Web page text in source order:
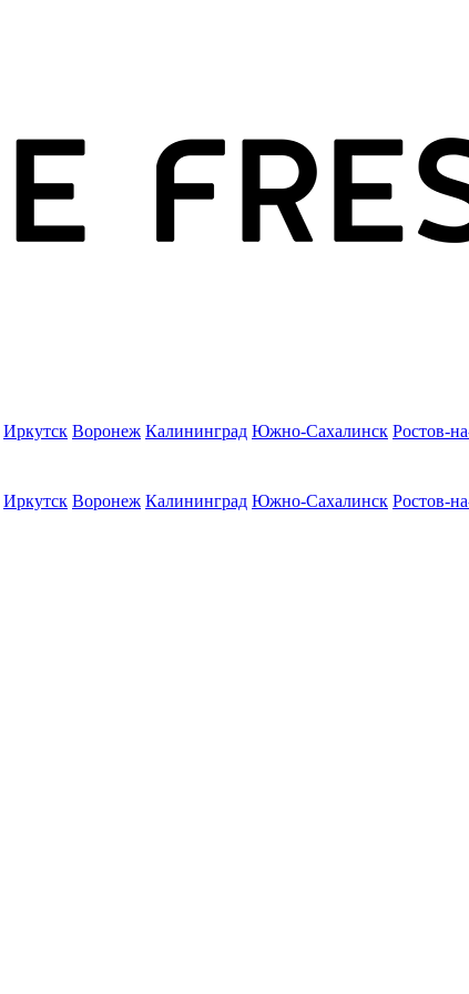
Иркутск Воронеж Калининград Южно-Сахалинск Ростов-
Иркутск Воронеж Калининград Южно-Сахалинск Ростов-